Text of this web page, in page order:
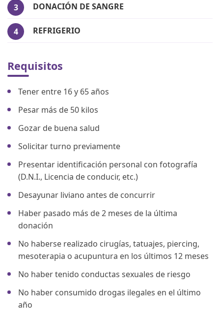
DONACIÓN DE SANGRE
REFRIGERIO
Requisitos
Tener entre 16 y 65 años
Pesar más de 50 kilos
Gozar de buena salud
Solicitar turno previamente
Presentar identificación personal con fotografía
(D.N.I., Licencia de conducir, etc.)
Desayunar liviano antes de concurrir
Haber pasado más de 2 meses de la última
donación
No haberse realizado cirugías, tatuajes, piercing,
mesoterapia o acupuntura en los últimos 12 meses
No haber tenido conductas sexuales de riesgo
No haber consumido drogas ilegales en el último
año